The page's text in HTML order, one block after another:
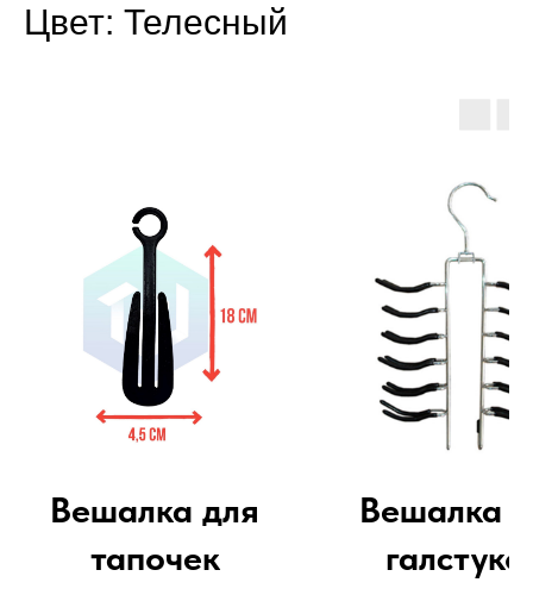
Цвет: Телесный
Вешалка для
тапочек
Вешалка